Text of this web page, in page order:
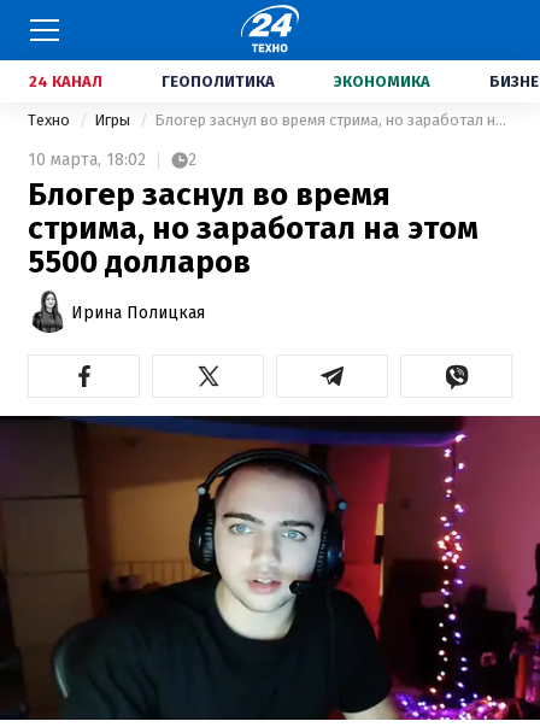
24 КАНАЛ ГЕОПОЛИТИКА ЭКОНОМИКА
Техно Игры Блогер заснул во время стрима, но заработал на этом 5500 долларов
10 марта, 18:02 2
Блогер заснул во время
стрима, но заработал на этом
5500 долларов
Ирина Полицкая